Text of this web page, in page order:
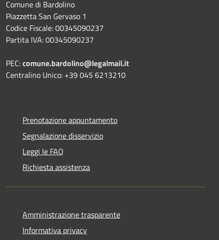
Comune di Bardolino
Piazzetta San Gervaso 1
Codice Fiscale: 00345090237
Partita IVA: 00345090237
PEC:comune.bardolino@legalmail.it
Centralino Unico: +39 045 6213210
Prenotazione appuntamento
Segnalazione disservizio
Leggi le FAQ
Richiesta assistenza
Amministrazione trasparente
Informativa privacy